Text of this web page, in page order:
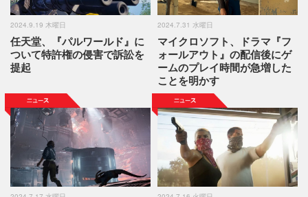
2024.9.19 木曜日
任天堂、『パルワールド』に
ついて特許権の侵害で訴訟を
提起
2024.7.31 水曜日
マイクロソフト、ドラマ『フ
ォールアウト』の配信後にゲ
ームのプレイ時間が急増した
ことを明かす